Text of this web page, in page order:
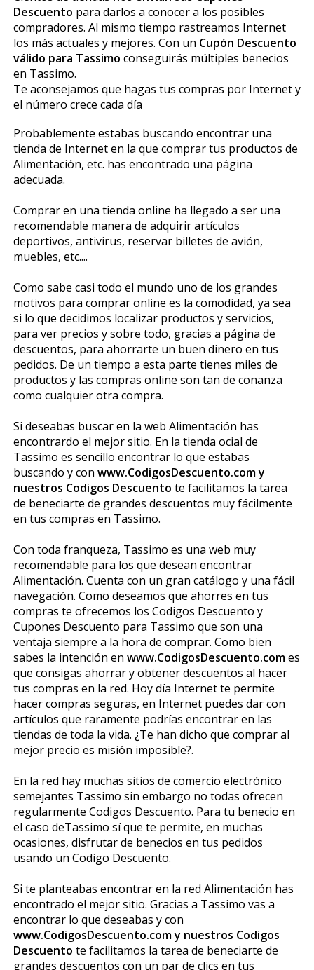
Descuento para darlos a conocer a los posibles
compradores. Al mismo tiempo rastreamos Internet
los más actuales y mejores. Con un Cupón Descuento
válido para Tassimo conseguirás múltiples beneficios
en Tassimo.
Te aconsejamos que hagas tus compras por Internet y
el número crece cada día
Probablemente estabas buscando encontrar una
tienda de Internet en la que comprar tus productos de
Alimentación, etc. has encontrado una página
adecuada.
Comprar en una tienda online ha llegado a ser una
recomendable manera de adquirir artículos
deportivos, antivirus, reservar billetes de avión,
muebles, etc....
Como sabe casi todo el mundo uno de los grandes
motivos para comprar online es la comodidad, ya sea
si lo que decidimos localizar productos y servicios,
para ver precios y sobre todo, gracias a página de
descuentos, para ahorrarte un buen dinero en tus
pedidos. De un tiempo a esta parte tienes miles de
productos y las compras online son tan de confianza
como cualquier otra compra.
Si deseabas buscar en la web Alimentación has
encontrardo el mejor sitio. En la tienda oficial de
Tassimo es sencillo encontrar lo que estabas
buscando y con www.CodigosDescuento.com y
nuestros Codigos Descuento te facilitamos la tarea
de beneficiarte de grandes descuentos muy fácilmente
en tus compras en Tassimo.
Con toda franqueza, Tassimo es una web muy
recomendable para los que desean encontrar
Alimentación. Cuenta con un gran catálogo y una fácil
navegación. Como deseamos que ahorres en tus
compras te ofrecemos los Codigos Descuento y
Cupones Descuento para Tassimo que son una
ventaja siempre a la hora de comprar. Como bien
sabes la intención en www.CodigosDescuento.comes
que consigas ahorrar y obtener descuentos al hacer
tus compras en la red. Hoy día Internet te permite
hacer compras seguras, en Internet puedes dar con
artículos que raramente podrías encontrar en las
tiendas de toda la vida. ¿Te han dicho que comprar al
mejor precio es misión imposible?.
En la red hay muchas sitios de comercio electrónico
semejantes Tassimo sin embargo no todas ofrecen
regularmente Codigos Descuento. Para tu beneficio en
el caso deTassimo sí que te permite, en muchas
ocasiones, disfrutar de beneficios en tus pedidos
usando un Codigo Descuento.
Si te planteabas encontrar en la red Alimentación has
encontrado el mejor sitio. Gracias a Tassimo vas a
encontrar lo que deseabas y con
www.CodigosDescuento.com y nuestros Codigos
Descuento te facilitamos la tarea de beneficiarte de
grandes descuentos con un par de clics en tus